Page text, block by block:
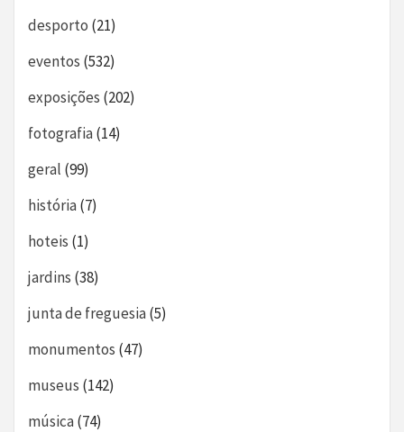
desporto (21)
eventos (532)
exposições (202)
fotografia(14)
geral (99)
história(7)
hoteis (1)
jardins (38)
junta de freguesia(5)
monumentos (47)
museus (142)
música(74)